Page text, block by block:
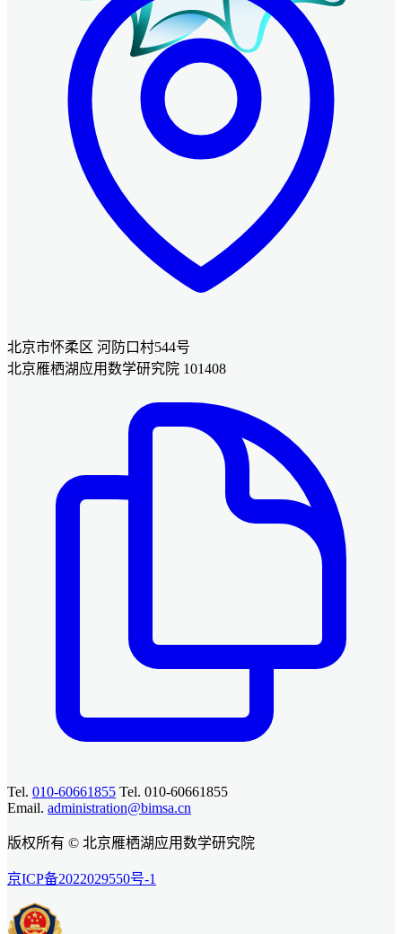
北京市怀柔区 河防口村544号
北京雁栖湖应用数学研究院 101408
Tel. 010-60661855 Tel. 010-60661855
Email. administration@bimsa.cn
版权所有 © 北京雁栖湖应用数学研究院
京ICP备2022029550号-1